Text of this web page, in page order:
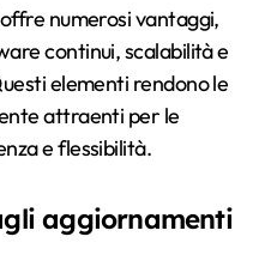
numerosi vantaggi,
continui, scalabilità e
elementi rendono le
attraenti per le
e flessibilità.
aggiornamenti